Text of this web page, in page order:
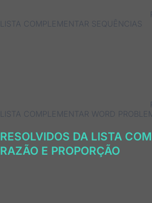
LISTA COMPLEMENTAR SEQUÊNCIAS
LISTA COMPLEMENTAR WORD
RESOLVIDOS DA LISTA
RAZÃO E PROPORÇÃO